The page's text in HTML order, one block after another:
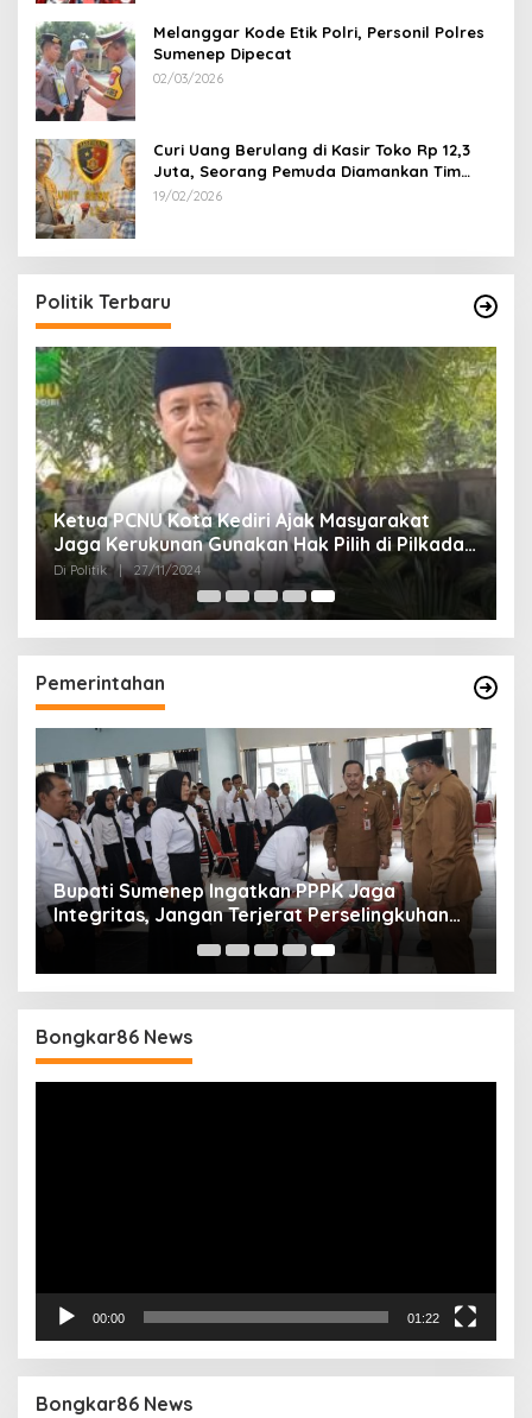
Melanggar Kode Etik Polri, Personil Polres
Sumenep Dipecat
02/03/2026
Curi Uang Berulang di Kasir Toko Rp 12,3
Juta, Seorang Pemuda Diamankan Tim
Reskrim Polsek Lenteng Sumenep
19/02/2026
Politik Terbaru
Ketua PCNU Kota Kediri Ajak Masyarakat
Jaga Kerukunan Gunakan Hak Pilih di Pilkada
2024
Di Politik | 27/11/2024
Pemerintahan
Bupati Sumenep Ingatkan PPPK Jaga
Integritas, Jangan Terjerat Perselingkuhan
dan Judi Online
Bongkar86 News
00:00 01:22
Bongkar86 News